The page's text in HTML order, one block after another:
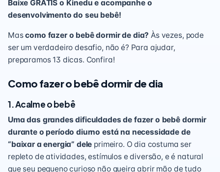
Baixe GRÁTIS o Kinedu e acompanhe o
desenvolvimento do seu bebê!
Mascomo fazer o bebê dormir de dia? Às vezes, pode
ser um verdadeiro desafio, não é? Para ajudar,
preparamos 13 dicas. Confira!
Como fazer o bebê dormir de dia
1. Acalme o bebê
Uma das grandes dificuldades de fazer o bebê dormir
durante o período diurno está na necessidade de
“baixar a energia” dele primeiro. O dia costuma ser
repleto de atividades, estímulos e diversão, e é natural
que seu pequeno curioso não queira abrir mão de tudo